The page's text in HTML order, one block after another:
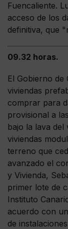
Fuencaliente.
acceso de los
definitiva, que
09.32 horas.
El Gobierno de
viviendas
comprar para
provisional a
bajo la lava del
viviendas
terreno que
avanzado el
y Vivienda,
primer lote de
Instituto
acuerdo con
de